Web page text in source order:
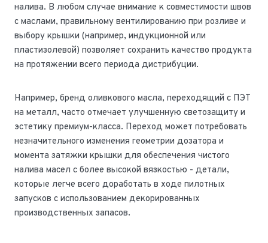
налива. В любом случае внимание к совместимости швов
с маслами, правильному вентилированию при розливе и
выбору крышки (например, индукционной или
пластизолевой) позволяет сохранить качество продукта
на протяжении всего периода дистрибуции.
Например, бренд оливкового масла, переходящий с ПЭТ
на металл, часто отмечает улучшенную светозащиту и
эстетику премиум-класса. Переход может потребовать
незначительного изменения геометрии дозатора и
момента затяжки крышки для обеспечения чистого
налива масел с более высокой вязкостью - детали,
которые легче всего доработать в ходе пилотных
запусков с использованием декорированных
производственных запасов.